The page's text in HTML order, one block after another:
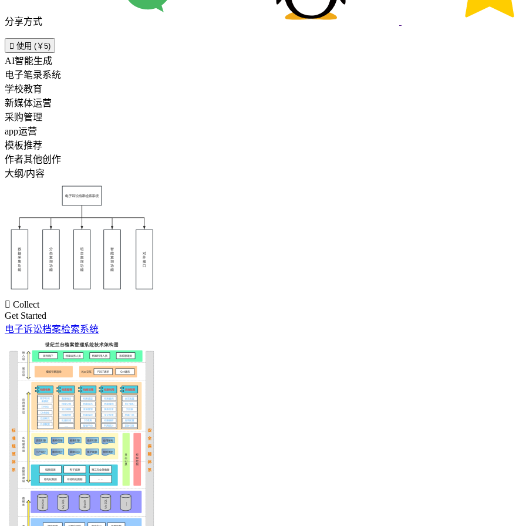
分享方式
 使用 (￥5)
AI智能生成
电子笔录系统
学校教育
新媒体运营
采购管理
app运营
模板推荐
作者其他创作
大纲/内容
 Collect
Get Started
电子诉讼档案检索系统